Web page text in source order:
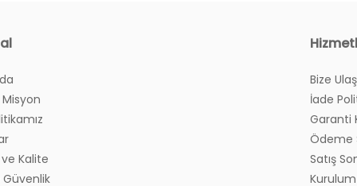
Kalite
Güvenlik
Bize
İade
Garanti
Ödeme
Satış